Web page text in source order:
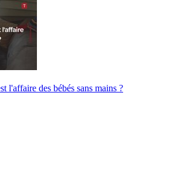
l'affaire des bébés sans mains ?